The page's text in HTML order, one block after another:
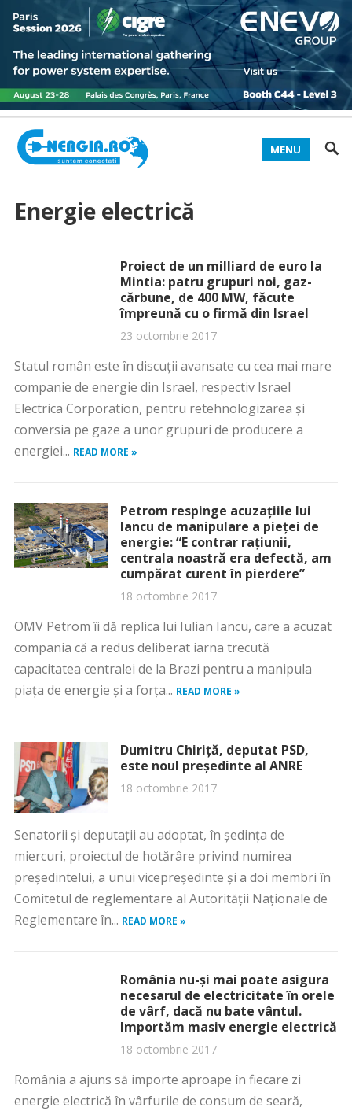
MENU
Energie electrică
Proiect de un milliard de euro la
Mintia: patru grupuri noi, gaz-
cărbune, de 400 MW, făcute
împreună cu o firmă din Israel
23 octombrie 2017
Statul român este în discuţii avansate cu cea mai mare
companie de energie din Israel, respectiv Israel
Electrica Corporation, pentru retehnologizarea şi
conversia pe gaze a unor grupuri de producere a
energiei... READ MORE »
Petrom respinge acuzaţiile lui
Iancu de manipulare a pieţei de
energie: “E contrar raţiunii,
centrala noastră era defectă, am
cumpărat curent în pierdere”
18 octombrie 2017
OMV Petrom îi dă replica lui Iulian Iancu, care a acuzat
compania că a redus deliberat iarna trecută
capacitatea centralei de la Brazi pentru a manipula
piaţa de energie şi a forţa... READ MORE »
Dumitru Chiriţă, deputat PSD,
este noul preşedinte al ANRE
18 octombrie 2017
Senatorii şi deputaţii au adoptat, în şedinţa de
miercuri, proiectul de hotărâre privind numirea
preşedintelui, a unui vicepreşedinte şi a doi membri în
Comitetul de reglementare al Autorităţii Naţionale de
Reglementare în... READ MORE »
România nu-şi mai poate asigura
necesarul de electricitate în orele
de vârf, dacă nu bate vântul.
Importăm masiv energie electrică
18 octombrie 2017
România a ajuns să importe aproape în fiecare zi
energie electrică în vârfurile de consum de seară,